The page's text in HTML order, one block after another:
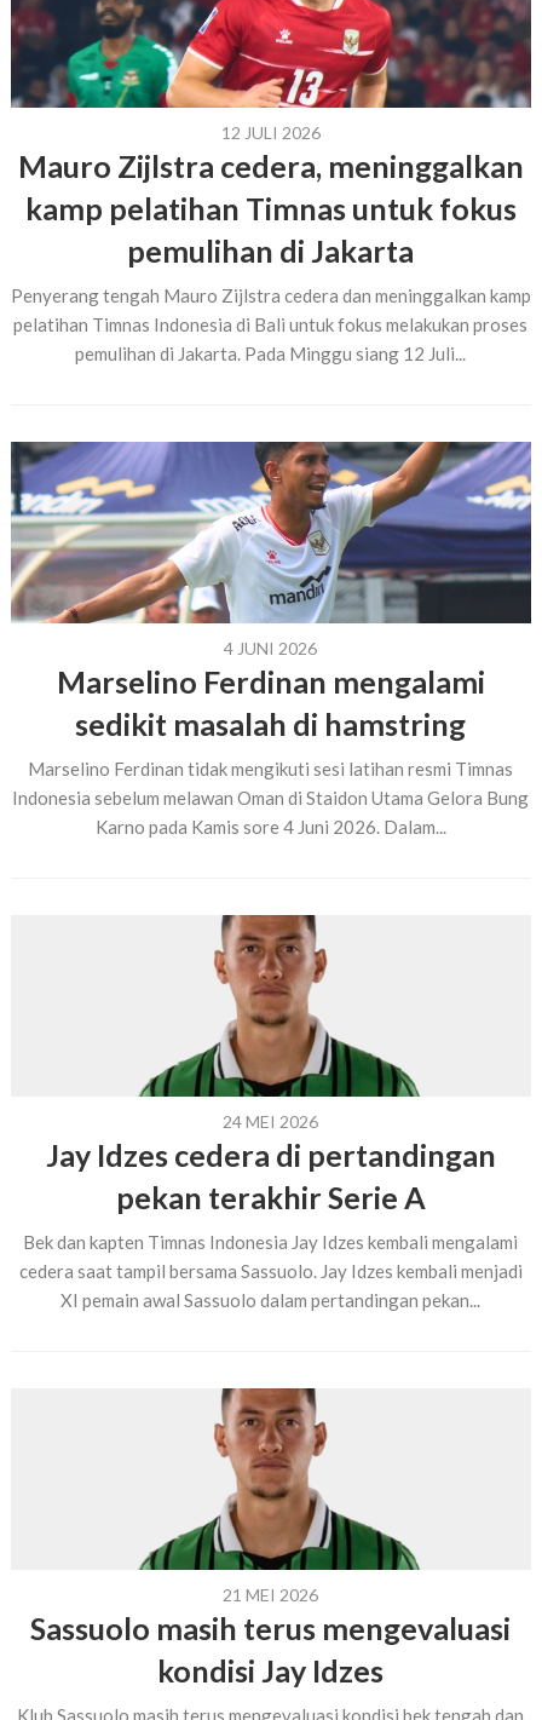
12 JULI 2026
Mauro Zijlstra cedera, meninggalkan
kamp pelatihan Timnas untuk fokus
pemulihan di Jakarta
Penyerang tengah Mauro Zijlstra cedera dan meninggalkan kamp
pelatihan Timnas Indonesia di Bali untuk fokus melakukan proses
pemulihan di Jakarta. Pada Minggu siang 12 Juli...
4 JUNI 2026
Marselino Ferdinan mengalami
sedikit masalah di hamstring
Marselino Ferdinan tidak mengikuti sesi latihan resmi Timnas
Indonesia sebelum melawan Oman di Staidon Utama Gelora Bung
Karno pada Kamis sore 4 Juni 2026. Dalam...
24 MEI 2026
Jay Idzes cedera di pertandingan
pekan terakhir Serie A
Bek dan kapten Timnas Indonesia Jay Idzes kembali mengalami
cedera saat tampil bersama Sassuolo. Jay Idzes kembali menjadi
XI pemain awal Sassuolo dalam pertandingan pekan...
21 MEI 2026
Sassuolo masih terus mengevaluasi
kondisi Jay Idzes
Klub Sassuolo masih terus mengevaluasi kondisi bek tengah dan